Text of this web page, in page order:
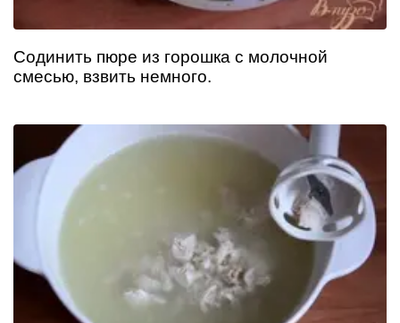
Содинить пюре из горошка с молочной
смесью, взвить немного.